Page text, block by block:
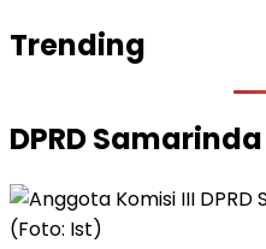
Trending
DPRD Samarinda